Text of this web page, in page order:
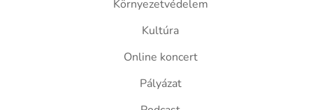
Környezetvédelem
Kultúra
Online koncert
Pályázat